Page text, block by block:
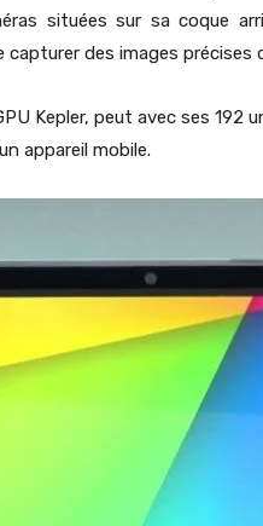
situées sur sa coque
des images précises
Kepler, peut avec ses
appareil mobile.